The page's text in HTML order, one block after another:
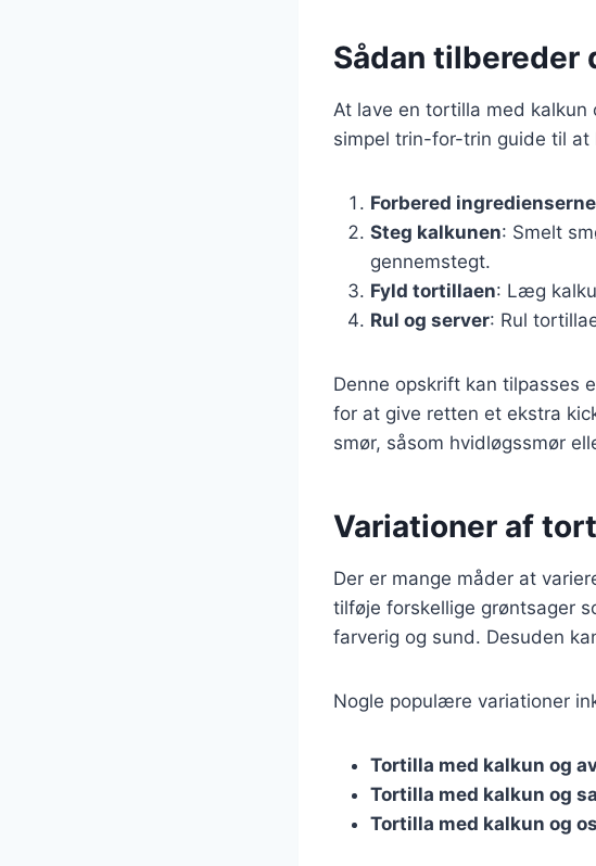
Sådan tilbereder
At lave en tortilla med
simpel trin-for-trin guide til
Forbered ingredienserne
Steg kalkunen: Smelt
gennemstegt.
Fyld tortillaen: Læg
Rul og server: Rul
Denne opskrift kan tilpasses
for at give retten et ekstra
smør, såsom hvidløgssmør
Variationer af
Der er mange måder at
tilføje forskellige grøntsager
farverig og sund. Desuden
Nogle populære variationer
Tortilla med kalkun og
Tortilla med kalkun og
Tortilla med kalkun og